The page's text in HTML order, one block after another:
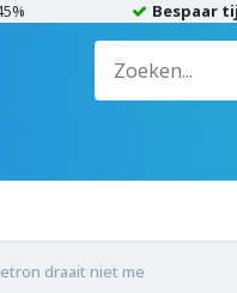
Bespaar
draait niet me